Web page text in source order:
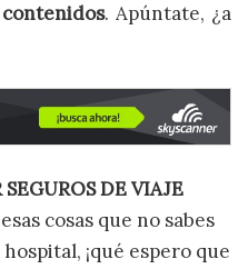
. Apúntate, ¿a
DE VIAJE
cosas que no sabes
¡qué espero que